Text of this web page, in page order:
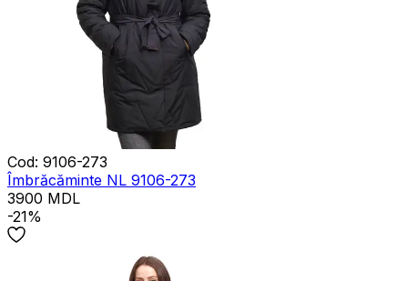
Cod: 9106-273
Îmbrăcăminte NL 9106-273
3900 MDL
-21%